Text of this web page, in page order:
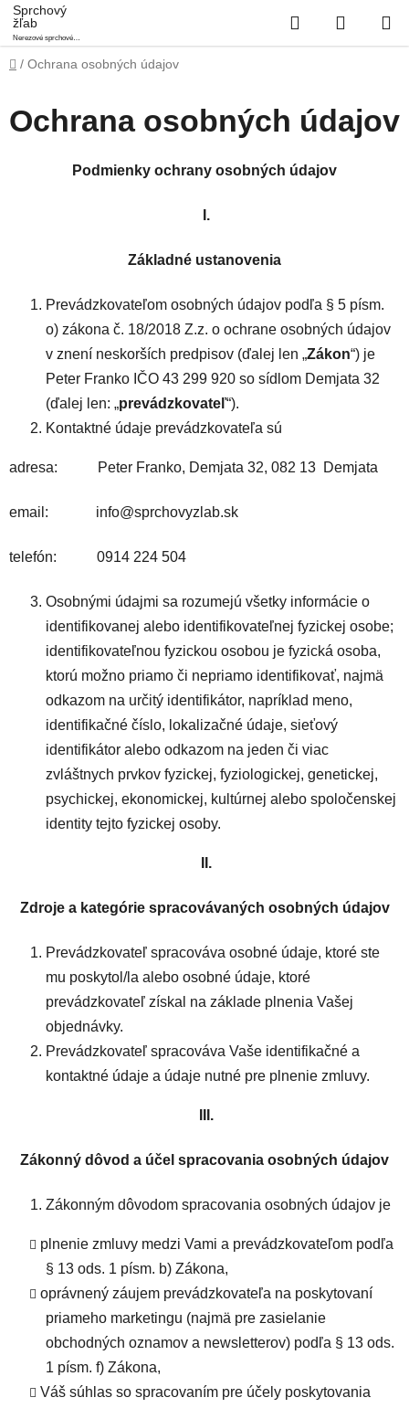
Prejsť
na
obsah
Sprchový
žľab
Nerezové sprchové
podlahové žľaby
Hľadať
KOŠÍK
Domov
/ Ochrana osobných údajov
Ochrana osobných údajov
Podmienky ochrany osobných údajov
I.
Základné ustanovenia
Prevádzkovateľom osobných údajov podľa § 5 písm.
o) zákona č. 18/2018 Z.z. o ochrane osobných údajov
v znení neskorších predpisov (ďalej len „Zákon“) je
Peter Franko IČO 43 299 920 so sídlom Demjata 32
(ďalej len: „prevádzkovateľ“).
Kontaktné údaje prevádzkovateľa sú
adresa: Peter Franko, Demjata 32, 082 13 Demjata
email: info@sprchovyzlab.sk
telefón: 0914 224 504
Osobnými údajmi sa rozumejú všetky informácie o
identifikovanej alebo identifikovateľnej fyzickej osobe;
identifikovateľnou fyzickou osobou je fyzická osoba,
ktorú možno priamo či nepriamo identifikovať, najmä
odkazom na určitý identifikátor, napríklad meno,
identifikačné číslo, lokalizačné údaje, sieťový
identifikátor alebo odkazom na jeden či viac
zvláštnych prvkov fyzickej, fyziologickej, genetickej,
psychickej, ekonomickej, kultúrnej alebo spoločenskej
identity tejto fyzickej osoby.
II.
Zdroje a kategórie spracovávaných osobných údajov
Prevádzkovateľ spracováva osobné údaje, ktoré ste
mu poskytol/la alebo osobné údaje, ktoré
prevádzkovateľ získal na základe plnenia Vašej
objednávky.
Prevádzkovateľ spracováva Vaše identifikačné a
kontaktné údaje a údaje nutné pre plnenie zmluvy.
III.
Zákonný dôvod a účel spracovania osobných údajov
Zákonným dôvodom spracovania osobných údajov je
plnenie zmluvy medzi Vami a prevádzkovateľom podľa
§ 13 ods. 1 písm. b) Zákona,
oprávnený záujem prevádzkovateľa na poskytovaní
priameho marketingu (najmä pre zasielanie
obchodných oznamov a newsletterov) podľa § 13 ods.
1 písm. f) Zákona,
Váš súhlas so spracovaním pre účely poskytovania